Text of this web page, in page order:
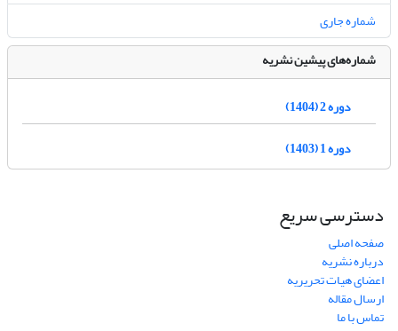
شماره جاری
شماره‌های پیشین نشریه
دوره 2 (1404)
دوره 1 (1403)
دسترسی سریع
صفحه اصلی
درباره نشریه
اعضای هیات تحریریه
ارسال مقاله
تماس با ما